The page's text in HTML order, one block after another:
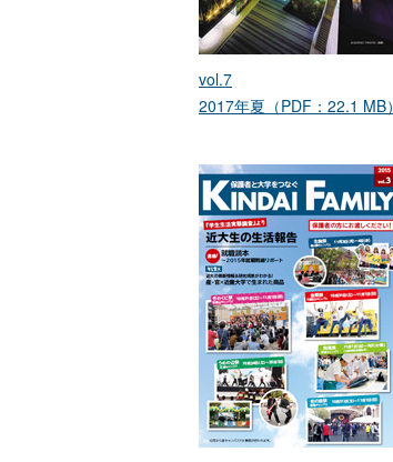
vol.7
2017年夏（PDF：22.1 MB）